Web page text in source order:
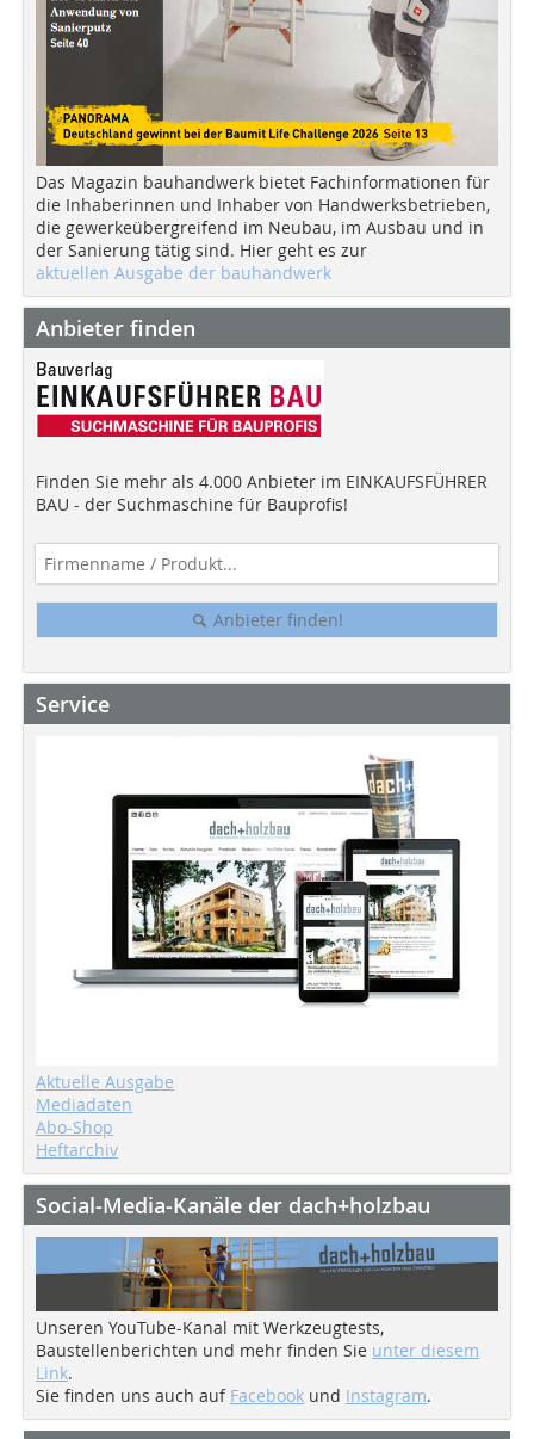
Das Magazin bauhandwerk bietet Fachinformationen für
die Inhaberinnen und Inhaber von Handwerksbetrieben,
die gewerkeübergreifend im Neubau, im Ausbau und in
der Sanierung tätig sind. Hier geht es zur
aktuellen Ausgabe der bauhandwerk
Anbieter finden
Finden Sie mehr als 4.000 Anbieter im EINKAUFSFÜHRER
BAU - der Suchmaschine für Bauprofis!
Anbieter finden!
Service
Aktuelle Ausgabe
Mediadaten
Abo-Shop
Heftarchiv
Social-Media-Kanäle der dach+holzbau
Unseren YouTube-Kanal mit Werkzeugtests,
Baustellenberichten und mehr finden Sie unter diesem
Link.
Sie finden uns auch auf Facebook und Instagram.